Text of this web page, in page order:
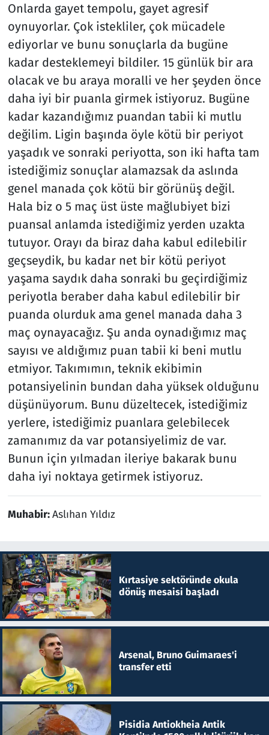
Onlarda gayet tempolu, gayet agresif
oynuyorlar. Çok istekliler, çok mücadele
ediyorlar ve bunu sonuçlarla da bugüne
kadar desteklemeyi bildiler. 15 günlük bir ara
olacak ve bu araya moralli ve her şeyden önce
daha iyi bir puanla girmek istiyoruz. Bugüne
kadar kazandığımız puandan tabii ki mutlu
değilim. Ligin başında öyle kötü bir periyot
yaşadık ve sonraki periyotta, son iki hafta tam
istediğimiz sonuçlar alamazsak da aslında
genel manada çok kötü bir görünüş değil.
Hala biz o 5 maç üst üste mağlubiyet bizi
puansal anlamda istediğimiz yerden uzakta
tutuyor. Orayı da biraz daha kabul edilebilir
geçseydik, bu kadar net bir kötü periyot
yaşama saydık daha sonraki bu geçirdiğimiz
periyotla beraber daha kabul edilebilir bir
puanda olurduk ama genel manada daha 3
maç oynayacağız. Şu anda oynadığımız maç
sayısı ve aldığımız puan tabii ki beni mutlu
etmiyor. Takımımın, teknik ekibimin
potansiyelinin bundan daha yüksek olduğunu
düşünüyorum. Bunu düzeltecek, istediğimiz
yerlere, istediğimiz puanlara gelebilecek
zamanımız da var potansiyelimiz de var.
Bunun için yılmadan ileriye bakarak bunu
daha iyi noktaya getirmek istiyoruz.
Muhabir:Aslıhan Yıldız
Kırtasiye sektöründe okula
dönüş mesaisi başladı
Arsenal, Bruno Guimaraes'i
transfer etti
Pisidia Antiokheia Antik